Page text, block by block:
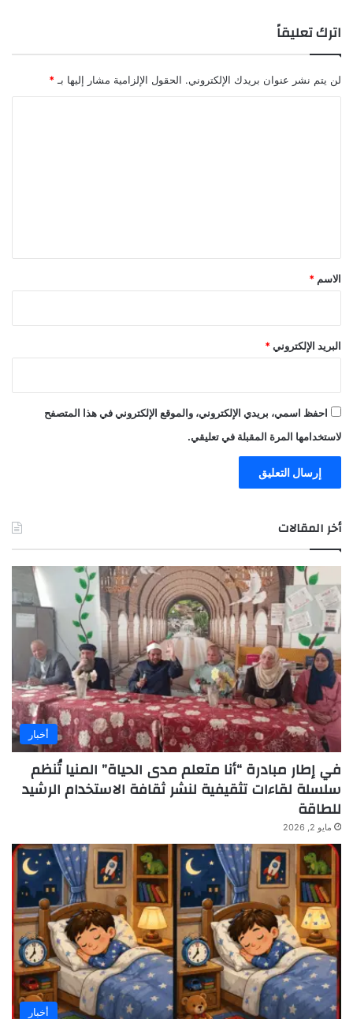
اترك تعليقاً
لن يتم نشر عنوان بريدك الإلكتروني. الحقول الإلزامية مشار إليها بـ *
*
الاسم *
البريد الإلكتروني *
احفظ اسمي، بريدي الإلكتروني، والموقع الإلكتروني في هذا المتصفح
لاستخدامها المرة المقبلة في تعليقي.
أخر المقالات
أخبار
في إطار مبادرة “أنا متعلم مدى الحياة” المنيا تُنظم
سلسلة لقاءات تثقيفية لنشر ثقافة الاستخدام الرشيد
للطاقة
مايو 2, 2026
أخبار